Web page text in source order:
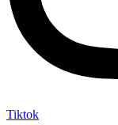
Tiktok